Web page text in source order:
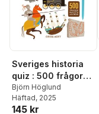
Sveriges historia
quiz : 500 frågor
för nytta och nöje
Björn Höglund
Häftad, 2025
145 kr